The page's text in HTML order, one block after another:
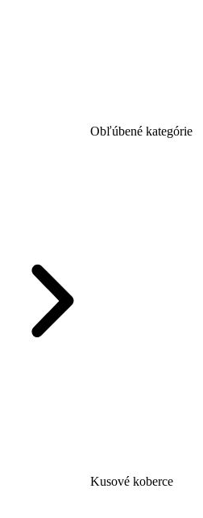
Obľúbené kategórie
Kusové koberce